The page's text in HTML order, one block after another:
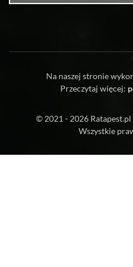
Na naszej stronie
Przeczytaj więcej:
© 2021 - 2026 Ratapest.pl
Wszystkie